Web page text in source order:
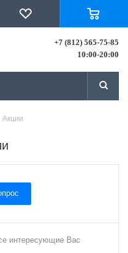
+7 (812) 565-75-85
10:00-20:00
Акции
интересующие Вас